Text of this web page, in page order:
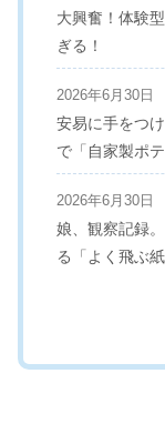
大興奮！体験
ぎる！
2026年6月30日
安易に手をつ
で「自家製ポ
2026年6月30日
娘、観察記録
る「よく飛ぶ